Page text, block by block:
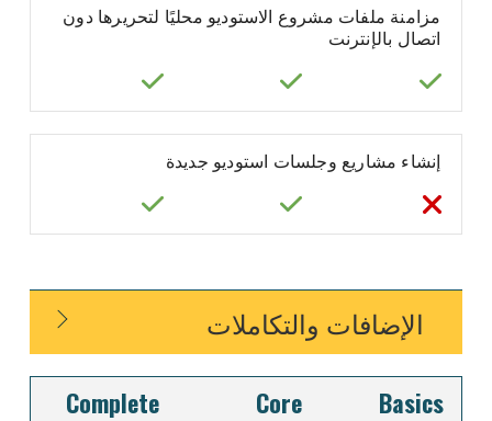
مزامنة ملفات مشروع الاستوديو محليًا لتحريرها دون
اتصال بالإنترنت
إنشاء مشاريع وجلسات استوديو جديدة
الإضافات والتكاملات
Basics
Core
Complete